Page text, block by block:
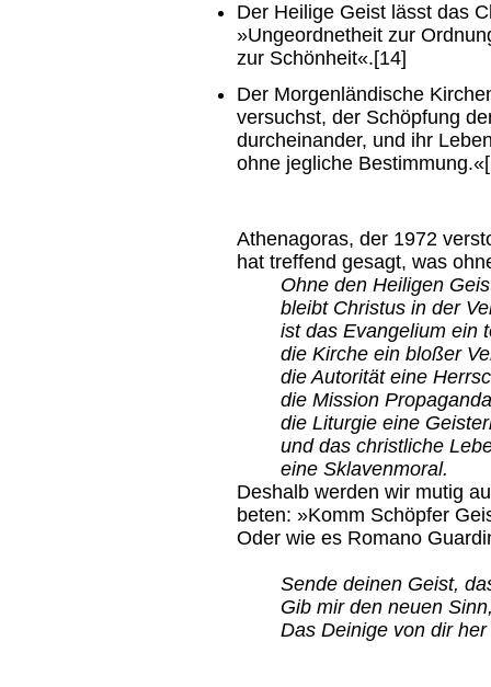
Der Heilige Geist lässt das
»Ungeordnetheit zur
zur Schönheit«.[14]
Der Morgenländische
versuchst, der Schöpfung
durcheinander, und ihr
ohne jegliche
Athenagoras, der 1972
hat treffend gesagt, was
Ohne den Heiligen
bleibt Christus in der
ist das Evangelium ein
die Kirche ein bloßer
die Autorität eine
die Mission
die Liturgie eine
und das christliche
eine Sklavenmoral.
Deshalb werden wir mutig
beten: »Komm Schöpfer
Oder wie es Romano
Sende deinen Geist,
Gib mir den neuen
Das Deinige von dir